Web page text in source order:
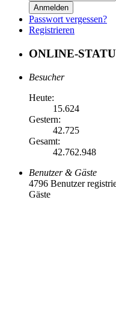
Passwort vergessen?
Registrieren
ONLINE-
Besucher
Heute:
15.624
Gestern:
42.725
Gesamt:
42.762.948
Benutzer & Gäste
4796 Benutzer
Gäste